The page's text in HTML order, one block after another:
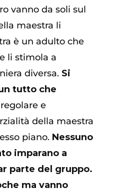
vanno da soli sul
maestra li
è un adulto che
li stimola a
diversa. Si
tutto che
e
della maestra
piano. Nessuno
imparano a
parte del gruppo.
ma vanno